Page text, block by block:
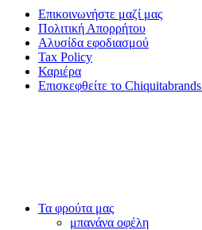
Επικοινωνήστε μαζί μας
Πολιτική Απορρήτου
Αλυσίδα εφοδιασμού
Tax Policy
Καριέρα
Επισκεφθείτε το
Τα φρούτα μας
μπανάνα οφέλη